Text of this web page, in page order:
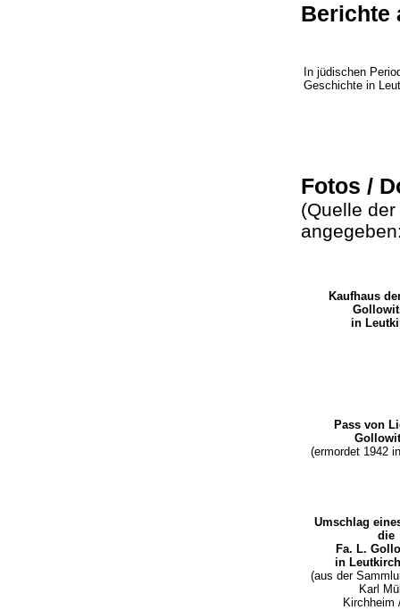
Berichte
In jüdischen
Geschichte in
Fotos /
(Quelle
Kaufhaus
in
Pass von
(ermordet 1942
Umschlag
die
Fa. L.
in
(aus der
Karl